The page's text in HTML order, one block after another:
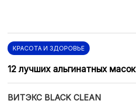
КРАСОТА И ЗДОРОВЬЕ
12 лучших альгинатных масок
ВИТЭКС BLACK CLEAN